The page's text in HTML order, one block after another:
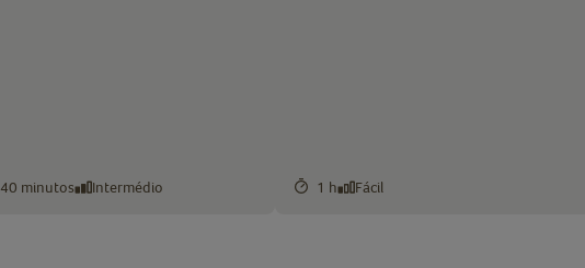
40 minutos Intermédio 1 h Fácil